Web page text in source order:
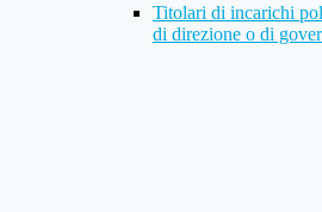
Titolari di incarichi
di direzione o di